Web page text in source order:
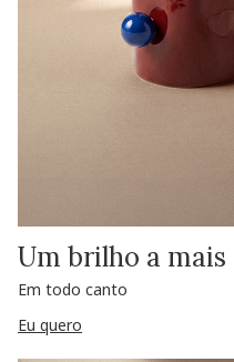
Um brilho a mais
Em todo canto
Eu quero